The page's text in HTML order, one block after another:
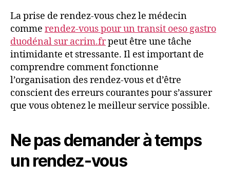
La prise de rendez-vous chez le médecin
comme rendez-vous pour un transit oeso gastro
duodénal sur acrim.frpeut être une tâche
intimidante et stressante. Il est important de
comprendre comment fonctionne
l’organisation des rendez-vous et d’être
conscient des erreurs courantes pour s’assurer
que vous obtenez le meilleur service possible.
Ne pas demander à temps
un rendez-vous